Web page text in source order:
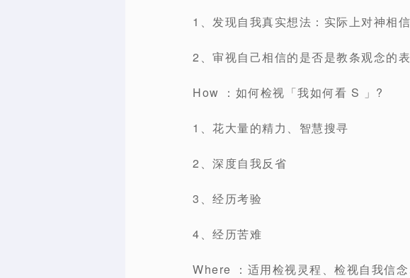
1、发现自我真实想法：实际上对神相
2、审视自己相信的是否是教条观念的
How ：如何检视「我如何看 S 」?
1、花大量的精力、智慧搜寻
2、深度自我反省
3、经历考验
4、经历苦难
Where ：适用检视灵程、检视自我信